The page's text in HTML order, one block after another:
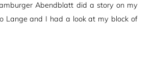
Abendblatt did a story on my
Lange and I had a look at my block of